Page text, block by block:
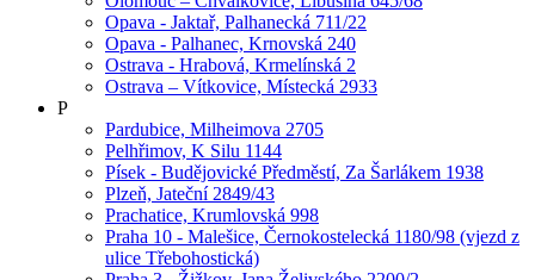
Opava - Jaktař, Palhanecká 711/22
Opava - Palhanec, Krnovská 240
Ostrava - Hrabová, Krmelínská 2
Ostrava – Vítkovice, Místecká 2933
P
Pardubice, Milheimova 2705
Pelhřimov, K Silu 1144
Písek - Budějovické Předměstí, Za Šarlákem 1938
Plzeň, Jateční 2849/43
Prachatice, Krumlovská 998
Praha 10 - Malešice, Černokostelecká 1180/98 (vjezd z
ulice Třebohostická)